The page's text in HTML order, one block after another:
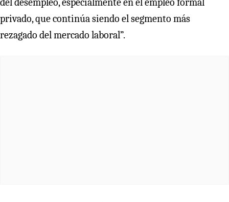
privado, que continúa siendo el segmento más
rezagado del mercado laboral”.